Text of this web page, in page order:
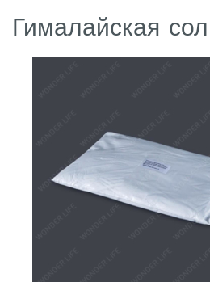
​Гималайская